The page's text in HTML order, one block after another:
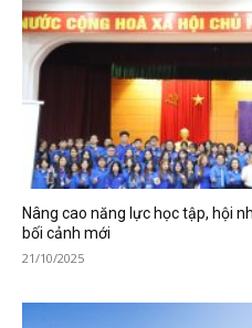
Nâng cao năng lực học tập, hội
bối cảnh mới
21/10/2025